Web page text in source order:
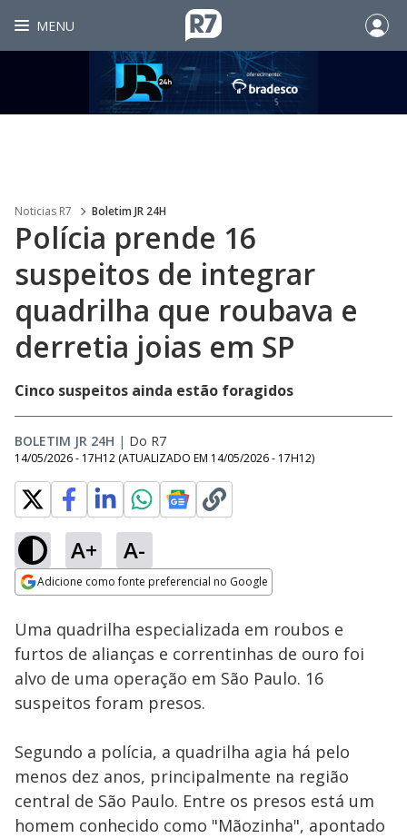
MENU
Noticias R7 Boletim JR 24H
Polícia prende 16
suspeitos de integrar
quadrilha que roubava e
derretia joias em SP
Cinco suspeitos ainda estão foragidos
BOLETIM JR 24H | Do R7
14/05/2026 - 17H12 (ATUALIZADO EM 14/05/2026 - 17H12)
A+ A-
Adicione como fonte preferencial no Google
Ativar
100.00%
Uma quadrilha especializada em roubos e
furtos de alianças e correntinhas de ouro foi
alvo de uma operação em São Paulo. 16
suspeitos foram presos.
Segundo a polícia, a quadrilha agia há pelo
menos dez anos, principalmente na região
central de São Paulo. Entre os presos está um
homem conhecido como "Mãozinha", apontado